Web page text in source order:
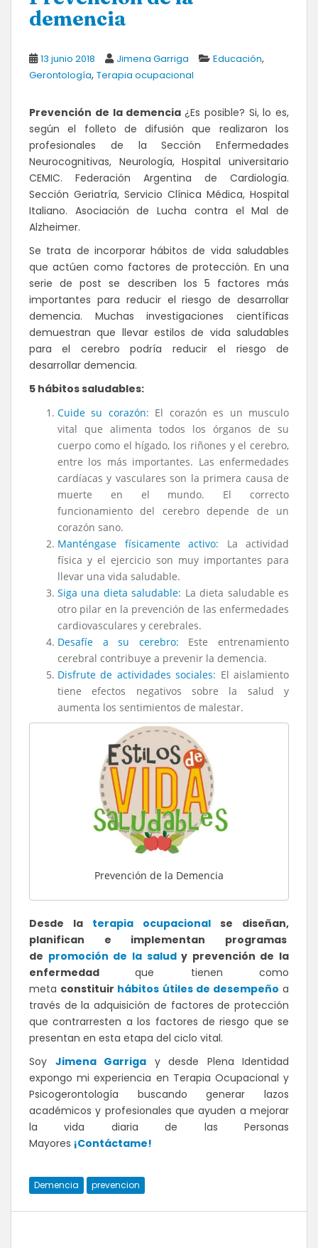
demencia
13 junio 2018 Jimena Garriga Educación,
Gerontología, Terapia ocupacional
Prevención de la demencia ¿Es posible? Si, lo es,
según el folleto de difusión que realizaron los
profesionales de la Sección Enfermedades
Neurocognitivas, Neurología, Hospital universitario
CEMIC. Federación Argentina de Cardiología.
Sección Geriatría, Servicio Clínica Médica, Hospital
Italiano. Asociación de Lucha contra el Mal de
Alzheimer.
Se trata de incorporar hábitos de vida saludables
que actúen como factores de protección. En una
serie de post se describen los 5 factores más
importantes para reducir el riesgo de desarrollar
demencia. Muchas investigaciones científicas
demuestran que llevar estilos de vida saludables
para el cerebro podría reducir el riesgo de
desarrollar demencia.
5 hábitos saludables:
Cuide su corazón: El corazón es un musculo
vital que alimenta todos los órganos de su
cuerpo como el hígado, los riñones y el cerebro,
entre los más importantes. Las enfermedades
cardíacas y vasculares son la primera causa de
muerte en el mundo. El correcto
funcionamiento del cerebro depende de un
corazón sano.
Manténgase físicamente activo: La actividad
física y el ejercicio son muy importantes para
llevar una vida saludable.
Siga una dieta saludable: La dieta saludable es
otro pilar en la prevención de las enfermedades
cardiovasculares y cerebrales.
Desafíe a su cerebro: Este entrenamiento
cerebral contribuye a prevenir la demencia.
Disfrute de actividades sociales: El aislamiento
tiene efectos negativos sobre la salud y
aumenta los sentimientos de malestar.
Prevención de la Demencia
Desde la terapia ocupacional se diseñan,
planifican e implementan programas
de promoción de la saludy prevención de la
enfermedadque tienen como
meta constituir hábitos útiles de desempeño a
través de la adquisición de factores de protección
que contrarresten a los factores de riesgo que se
presentan en esta etapa del ciclo vital.
Soy Jimena Garriga y desde Plena Identidad
expongo mi experiencia en Terapia Ocupacional y
Psicogerontología buscando generar lazos
académicos y profesionales que ayuden a mejorar
la vida diaria de las Personas
Mayores ¡Contáctame!
Demencia prevencion